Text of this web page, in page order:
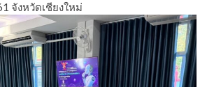
จังหวัดเชียงใหม่